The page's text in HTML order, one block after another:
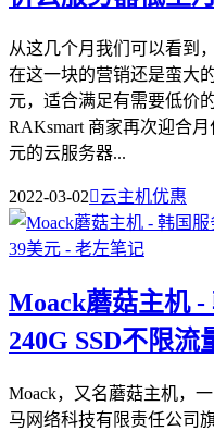
从这几个月我们可以看到
在这一块的营销还是蛮大
元，适合满足有需要低价
RAKsmart 商家再次迎合
元的云服务器...
2022-03-02云主机优惠
Moack蘑菇主机
240G SSD不限流
Moack，又名蘑菇主机，
马网络科技有限责任公司